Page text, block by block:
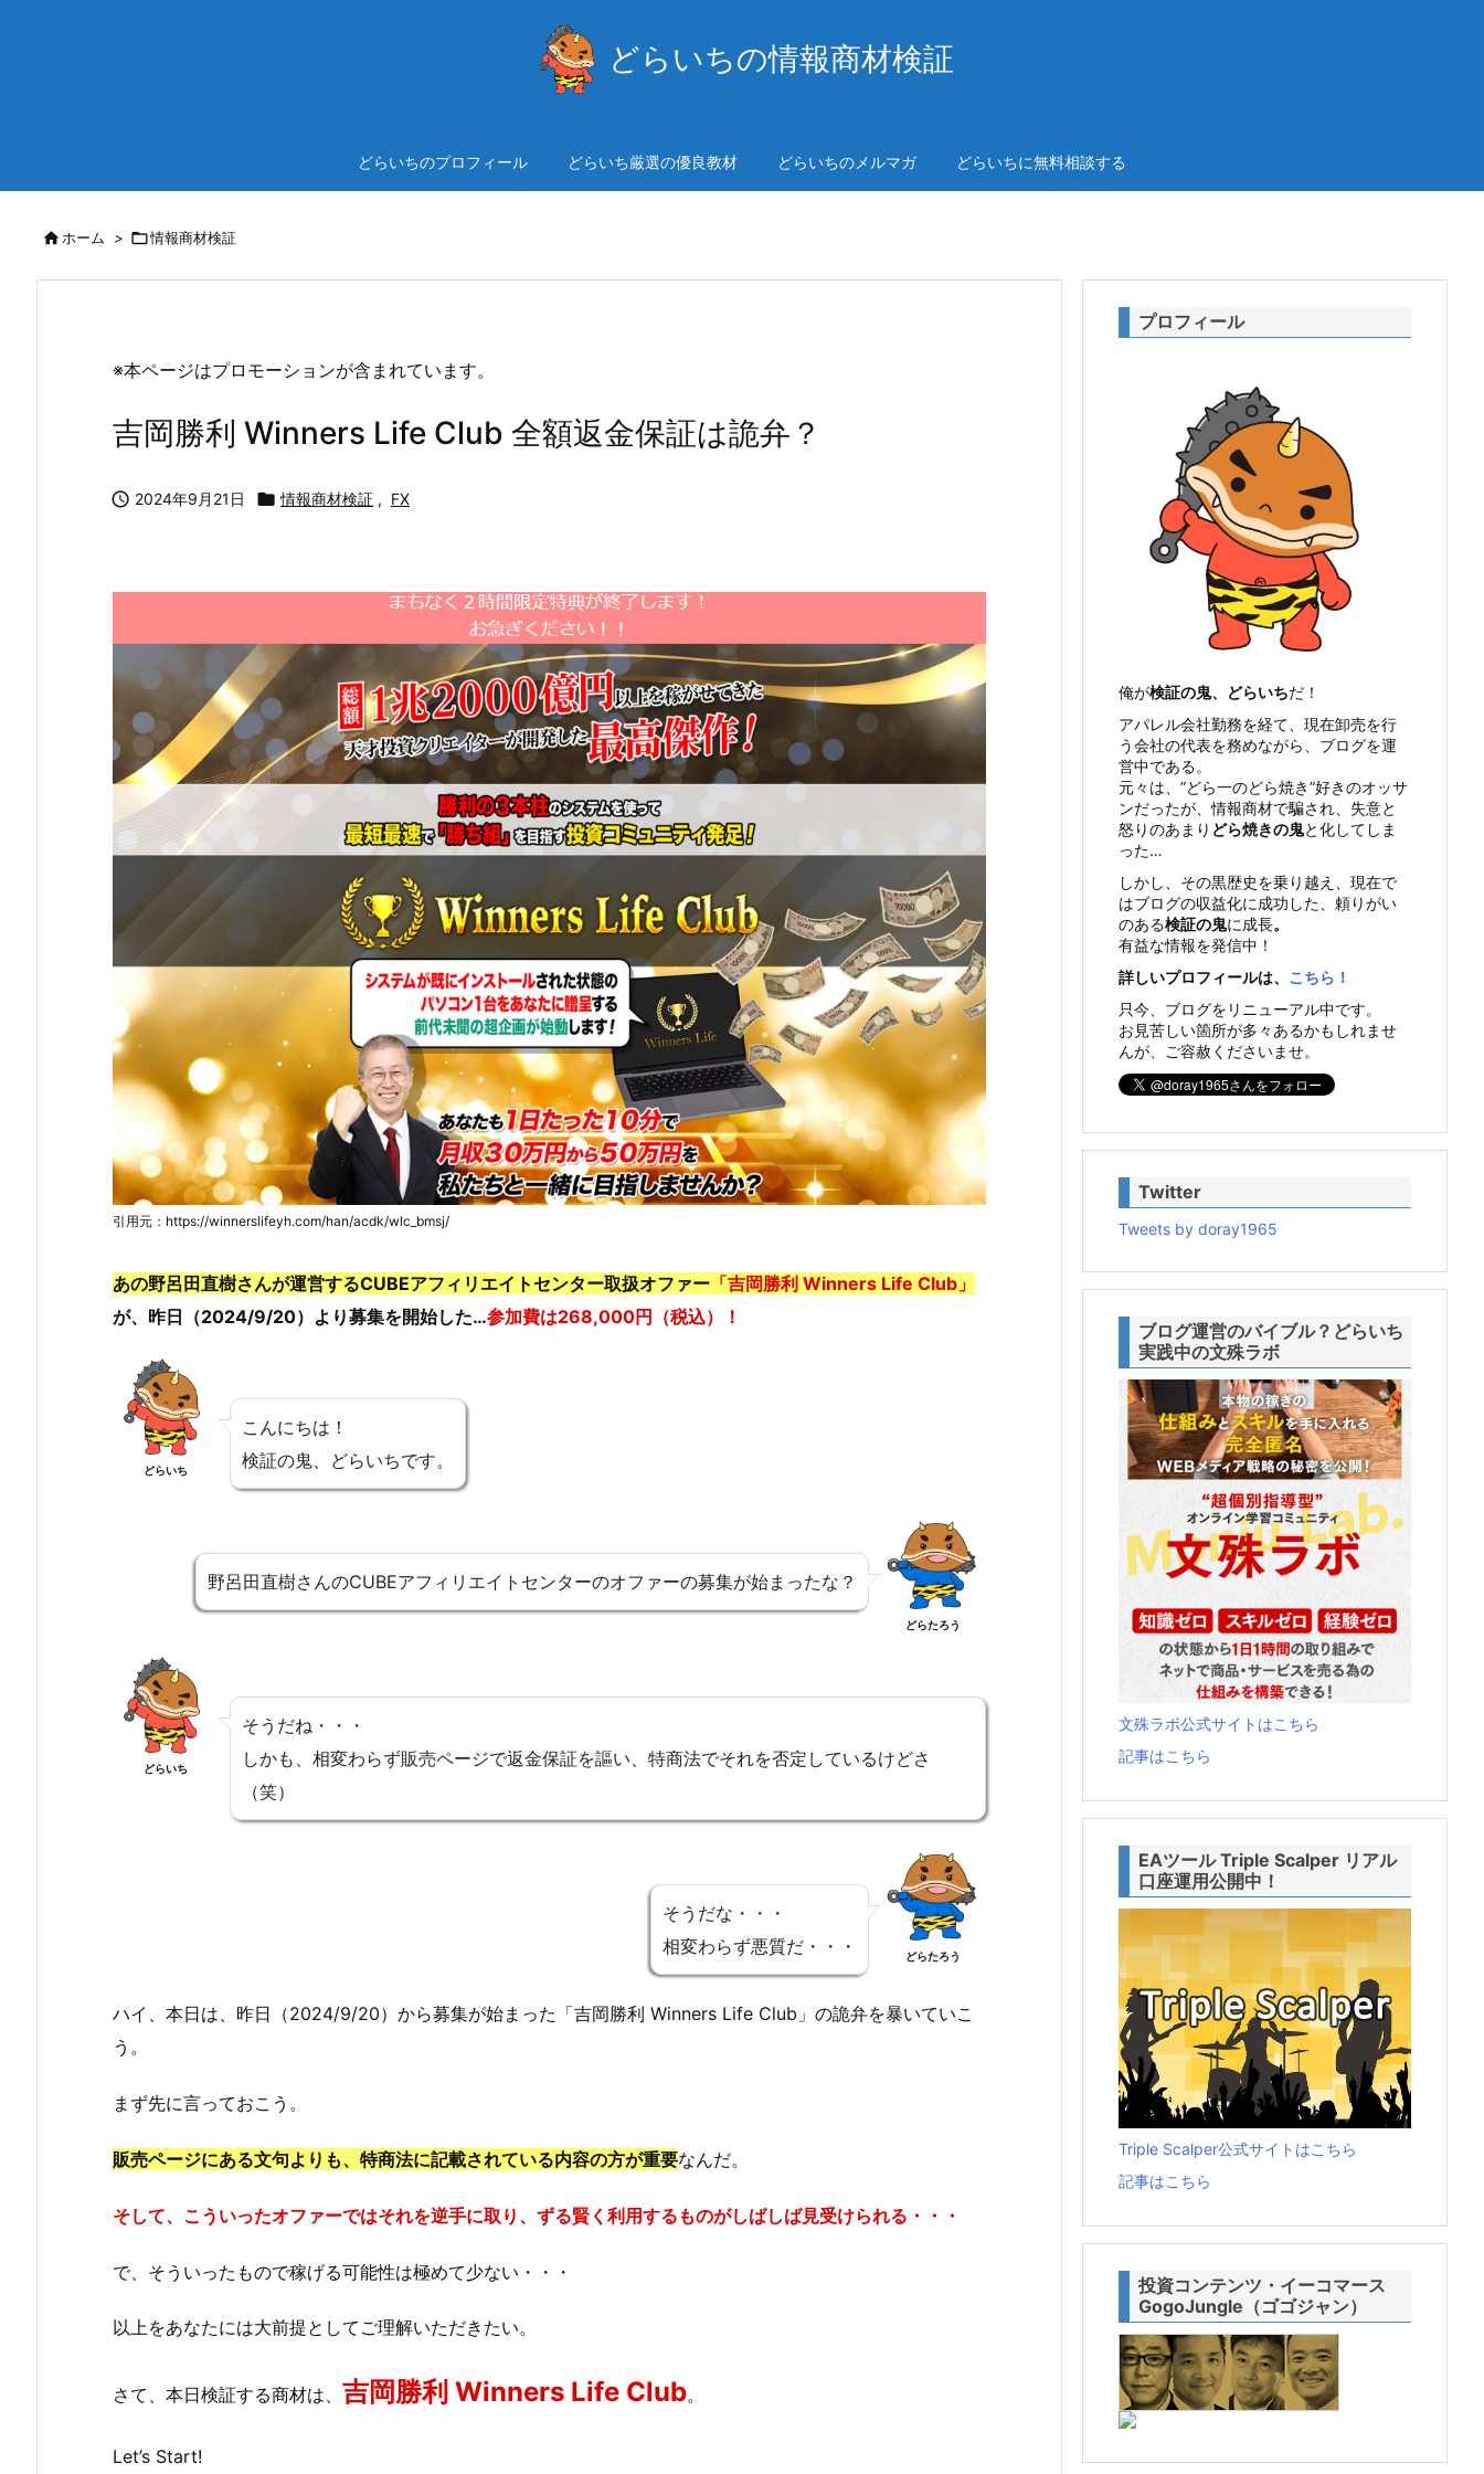
どらいちの情報商材検証
どらいちのプロフィール どらいち厳選の優良教材 どらいちのメルマガ どらいちに無料相談する
ホーム > 情報商材検証
※本ページはプロモーションが含まれています。
吉岡勝利 Winners Life Club 全額返金保証は詭弁？
 2024年9月21日  情報商材検証 , FX
引用元：https://winnerslifeyh.com/han/acdk/wlc_bmsj/
あの野呂田直樹さんが運営するCUBEアフィリエイトセンター取扱オファー 「吉岡勝利 Winners Life Club」
が、昨日（2024/9/20）より募集を開始した…参加費は268,000円（税込）！
どらいち
こんにちは！
検証の鬼、どらいちです。
野呂田直樹さんのCUBEアフィリエイトセンターのオファーの募集が始まったな？
どらたろう
どらいち
そうだね・・・
しかも、相変わらず販売ページで返金保証を謳い、特商法でそれを否定しているけどさ
（笑）
そうだな・・・
相変わらず悪質だ・・・
どらたろう
ハイ、本日は、昨日（2024/9/20）から募集が始まった「吉岡勝利 Winners Life Club」の詭弁を暴いていこ
う。
まず先に言っておこう。
販売ページにある文句よりも、特商法に記載されている内容の方が重要なんだ。
そして、こういったオファーではそれを逆手に取り、ずる賢く利用するものがしばしば見受けられる・・・
で、そういったもので稼げる可能性は極めて少ない・・・
以上をあなたには大前提としてご理解いただきたい。
さて、本日検証する商材は、 吉岡勝利 Winners Life Club。
Let’s Start!
プロフィール
俺が検証の鬼、どらいちだ！
アパレル会社勤務を経て、現在卸売を行
う会社の代表を務めながら、ブログを運
営中である。
元々は、”どら一のどら焼き”好きのオッサ
ンだったが、情報商材で騙され、失意と
怒りのあまり どら焼きの鬼と化してしま
った…
しかし、その黒歴史を乗り越え、現在で
はブログの収益化に成功した、頼りがい
のある検証の鬼に成長。
有益な情報を発信中！
詳しいプロフィールは、 こちら！
只今、ブログをリニューアル中です。
お見苦しい箇所が多々あるかもしれませ
んが、ご容赦くださいませ。
Twitter
Tweets by doray1965
ブログ運営のバイブル？どらいち
実践中の文殊ラボ
文殊ラボ公式サイトはこちら
記事はこちら
EAツール Triple Scalper リアル
口座運用公開中！
Triple Scalper公式サイトはこちら
記事はこちら
投資コンテンツ・イーコマース
GogoJungle（ゴゴジャン）